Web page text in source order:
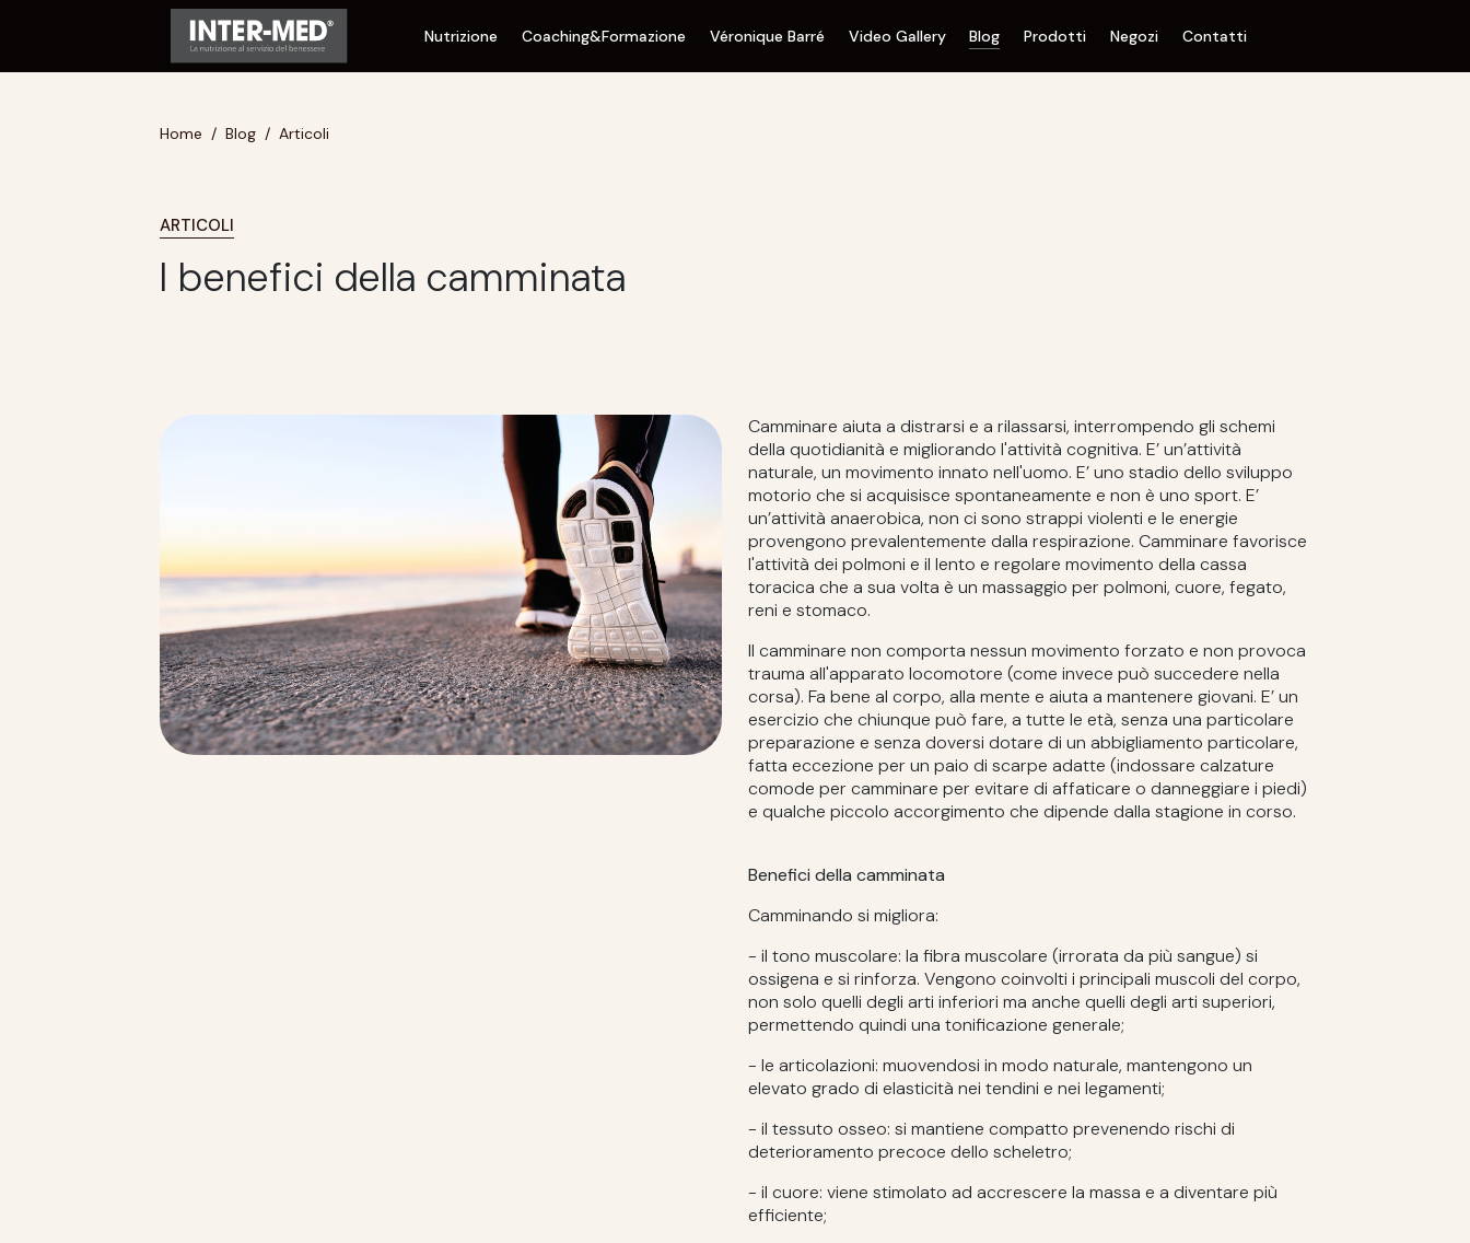
Nutrizione Coaching&Formazione Véronique Barré Video Gallery Blog Prodotti Negozi Contatti
Home Blog Articoli
ARTICOLI
I benefici della camminata
Camminare aiuta a distrarsi e a rilassarsi, interrompendo gli schemi
della quotidianità e migliorando l'attività cognitiva. E’ un’attività
naturale, un movimento innato nell'uomo. E’ uno stadio dello sviluppo
motorio che si acquisisce spontaneamente e non è uno sport. E’
un’attività anaerobica, non ci sono strappi violenti e le energie
provengono prevalentemente dalla respirazione. Camminare favorisce
l'attività dei polmoni e il lento e regolare movimento della cassa
toracica che a sua volta è un massaggio per polmoni, cuore, fegato,
reni e stomaco.
Il camminare non comporta nessun movimento forzato e non provoca
trauma all'apparato locomotore (come invece può succedere nella
corsa). Fa bene al corpo, alla mente e aiuta a mantenere giovani. E’ un
esercizio che chiunque può fare, a tutte le età, senza una particolare
preparazione e senza doversi dotare di un abbigliamento particolare,
fatta eccezione per un paio di scarpe adatte (indossare calzature
comode per camminare per evitare di affaticare o danneggiare i piedi)
e qualche piccolo accorgimento che dipende dalla stagione in corso.
Benefici della camminata
Camminando si migliora:
- il tono muscolare: la fibra muscolare (irrorata da più sangue) si
ossigena e si rinforza. Vengono coinvolti i principali muscoli del corpo,
non solo quelli degli arti inferiori ma anche quelli degli arti superiori,
permettendo quindi una tonificazione generale;
- le articolazioni: muovendosi in modo naturale, mantengono un
elevato grado di elasticità nei tendini e nei legamenti;
- il tessuto osseo: si mantiene compatto prevenendo rischi di
deterioramento precoce dello scheletro;
- il cuore: viene stimolato ad accrescere la massa e a diventare più
efficiente;